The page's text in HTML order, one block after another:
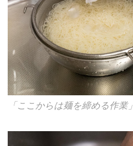
「ここからは麺を締める作業」